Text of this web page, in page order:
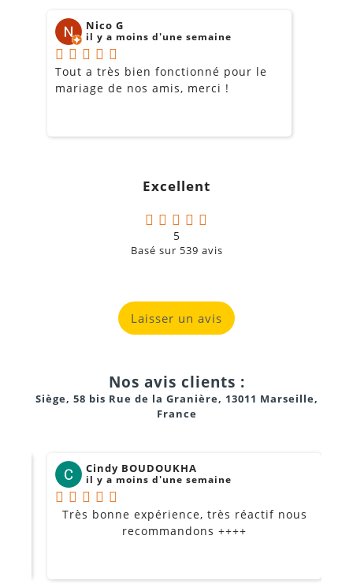
Nico G
il y a moins d'une semaine
Tout a très bien fonctionné pour le
mariage de nos amis, merci !
Excellent
5
Basé sur 539 avis
Laisser un avis
Nos avis clients :
Siège, 58 bis Rue de la Granière, 13011 Marseille,
France
Cindy BOUDOUKHA
il y a moins d'une semaine
Très bonne expérience, très réactif nous
recommandons ++++